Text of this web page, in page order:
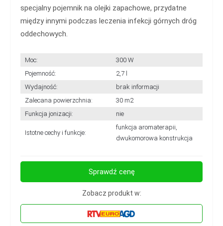
specjalny pojemnik na olejki zapachowe, przydatne
między innymi podczas leczenia infekcji górnych dróg
oddechowych.
Moc:
300 W
Pojemność:
2,7 l
Wydajność:
brak informacji
Zalecana powierzchnia:
30 m2
Funkcja jonizacji:
nie
Istotne cechy i funkcje:
funkcja aromaterapii,
dwukomorowa konstrukcja
Sprawdź cenę
Zobacz produkt w: